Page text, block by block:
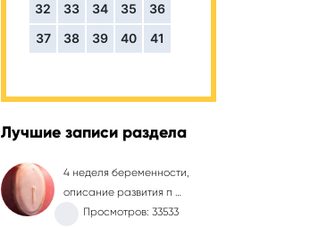
32
33 34 35
36
37
38 39 40 41
Лучшие записи раздела
4 неделя беременности,
описание развития п …
Просмотров: 33533